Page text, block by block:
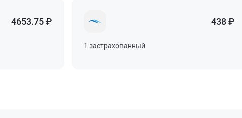
4653.75 ₽ 438 ₽
1 застрахованный
4653.75 ₽ 438 ₽
1 застрахованный
4653.75 ₽ 438 ₽
1 застрахованный
4653.75 ₽ 438 ₽
1 застрахованный